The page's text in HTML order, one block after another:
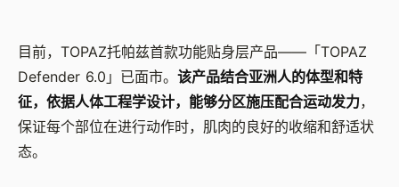
目前，TOPAZ托帕兹首款功能贴身层产品——「TOPAZ
Defender 6.0」已面市。 该产品结合亚洲人的体型和特
征，依据人体工程学设计，能够分区施压配合运动发力，
保证每个部位在进行动作时，肌肉的良好的收缩和舒适状
态。